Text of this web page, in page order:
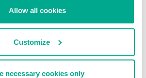
Allow all cookies
Customize
necessary cookies only
en LATAM
información sobre la actividad y los TTPs
que apunta a organizaciones e
Ecuador, Chile, Panamá y otros países de